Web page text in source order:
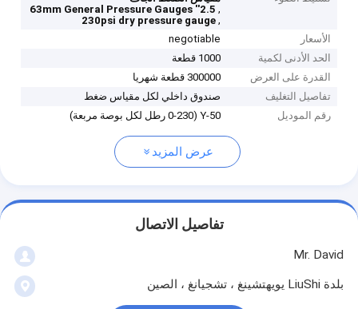
,
2.5'' 63mm General Pressure Gauges
,
230psi dry pressure gauge
الأسعار
negotiable
الحد الأدنى لكمية
1000 قطعة
القدرة على العرض
300000 قطعة شهريا
تفاصيل التغليف
صندوق داخلي لكل مقياس ضغط
رقم الموديل
Y-50 (0-230 رطل لكل بوصة مربعة)
عرض المزيد
تفاصيل الاتصال
Mr. David
بلدة LiuShi يويهتشينغ ، تشجيانغ ، الصين